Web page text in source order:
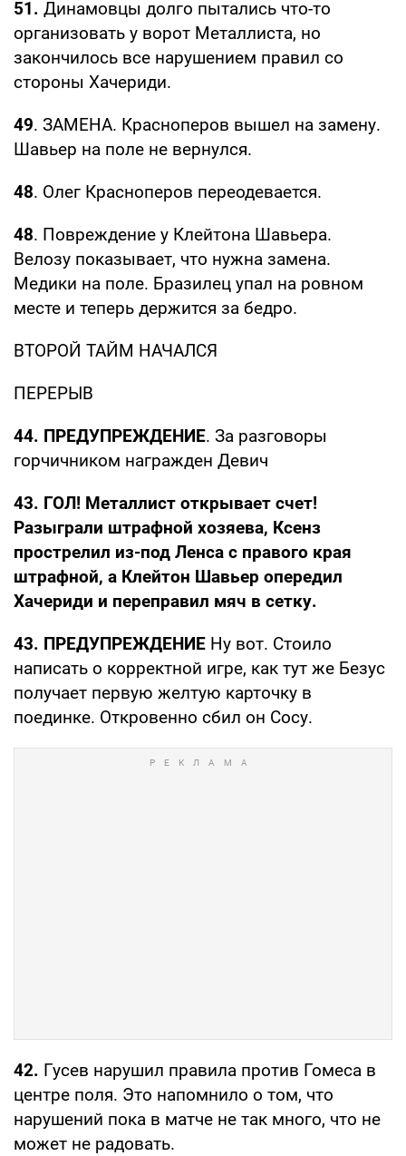
51. Динамовцы долго пытались что-то
организовать у ворот Металлиста, но
закончилось все нарушением правил со
стороны Хачериди.
49. ЗАМЕНА. Красноперов вышел на замену.
Шавьер на поле не вернулся.
48. Олег Красноперов переодевается.
48. Повреждение у Клейтона Шавьера.
Велозу показывает, что нужна замена.
Медики на поле. Бразилец упал на ровном
месте и теперь держится за бедро.
ВТОРОЙ ТАЙМ НАЧАЛСЯ
ПЕРЕРЫВ
44. ПРЕДУПРЕЖДЕНИЕ. За разговоры
горчичником награжден Девич
43. ГОЛ! Металлист открывает счет!
Разыграли штрафной хозяева, Ксенз
прострелил из-под Ленса с правого края
штрафной, а Клейтон Шавьер опередил
Хачериди и переправил мяч в сетку.
43. ПРЕДУПРЕЖДЕНИЕ Ну вот. Стоило
написать о корректной игре, как тут же Безус
получает первую желтую карточку в
поединке. Откровенно сбил он Сосу.
42. Гусев нарушил правила против Гомеса в
центре поля. Это напомнило о том, что
нарушений пока в матче не так много, что не
может не радовать.